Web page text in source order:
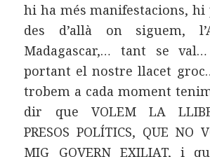
hi ha més manifestacions,
des d’allà on siguem,
Madagascar,… tant se
portant el nostre llacet
trobem a cada moment
dir que VOLEM LA
PRESOS POLÍTICS, QUE NO
MIG GOVERN EXILIAT, i